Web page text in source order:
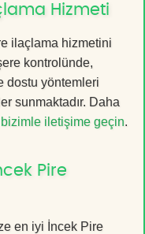
Hizmeti
ilaçlama hizmetini
kontrolünde,
dostu yöntemleri
sunmaktadır. Daha
bizimle iletişime geçin.
Pire
en iyi İncek Pire